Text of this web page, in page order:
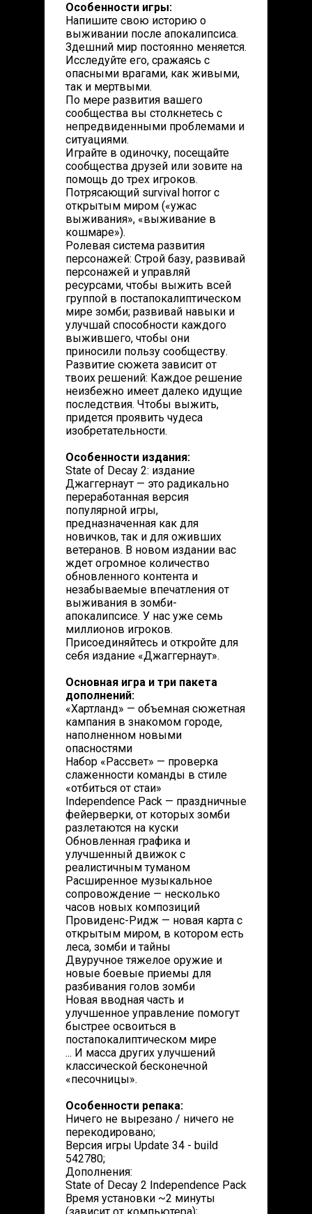
Особенности игры:
Напишите свою историю о
выживании после апокалипсиса.
Здешний мир постоянно меняется.
Исследуйте его, сражаясь с
опасными врагами, как живыми,
так и мертвыми.
По мере развития вашего
сообщества вы столкнетесь с
непредвиденными проблемами и
ситуациями.
Играйте в одиночку, посещайте
сообщества друзей или зовите на
помощь до трех игроков.
Потрясающий survival horror с
открытым миром («ужас
выживания», «выживание в
кошмаре»).
Ролевая система развития
персонажей: Строй базу, развивай
персонажей и управляй
ресурсами, чтобы выжить всей
группой в постапокалиптическом
мире зомби; развивай навыки и
улучшай способности каждого
выжившего, чтобы они
приносили пользу сообществу.
Развитие сюжета зависит от
твоих решений: Каждое решение
неизбежно имеет далеко идущие
последствия. Чтобы выжить,
придется проявить чудеса
изобретательности.
Особенности издания:
State of Decay 2: издание
Джаггернаут — это радикально
переработанная версия
популярной игры,
предназначенная как для
новичков, так и для оживших
ветеранов. В новом издании вас
ждет огромное количество
обновленного контента и
незабываемые впечатления от
выживания в зомби-
апокалипсисе. У нас уже семь
миллионов игроков.
Присоединяйтесь и откройте для
себя издание «Джаггернаут».
Основная игра и три пакета
дополнений:
«Хартланд» — объемная сюжетная
кампания в знакомом городе,
наполненном новыми
опасностями
Набор «Рассвет» — проверка
слаженности команды в стиле
«отбиться от стаи»
Independence Pack — праздничные
фейерверки, от которых зомби
разлетаются на куски
Обновленная графика и
улучшенный движок с
реалистичным туманом
Расширенное музыкальное
сопровождение — несколько
часов новых композиций
Провиденс-Ридж — новая карта с
открытым миром, в котором есть
леса, зомби и тайны
Двуручное тяжелое оружие и
новые боевые приемы для
разбивания голов зомби
Новая вводная часть и
улучшенное управление помогут
быстрее освоиться в
постапокалиптическом мире
... И масса других улучшений
классической бесконечной
«песочницы».
Особенности репака:
Ничего не вырезано / ничего не
перекодировано;
Версия игры Update 34 - build
542780;
Дополнения:
State of Decay 2 Independence Pack
Время установки ~2 минуты